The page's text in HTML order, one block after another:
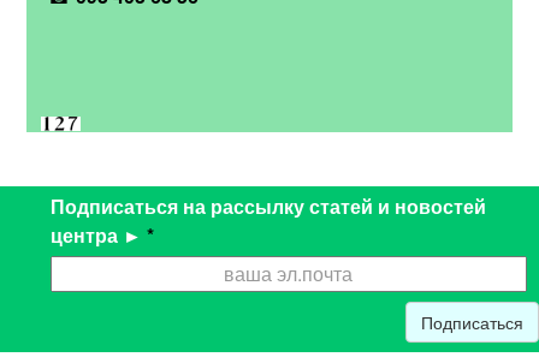
Подписаться на рассылку статей и новостей
центра ► *
Подписаться